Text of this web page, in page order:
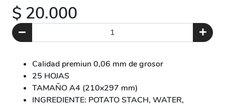
$ 20.000
Calidad premiun 0,06 mm de grosor
25 HOJAS
TAMAÑO A4 (210x297 mm)
INGREDIENTE: POTATO STACH, WATER,